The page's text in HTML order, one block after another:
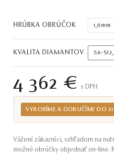
HRÚBKA OBRÚČOK 1,6mm
KVALITA DIAMANTOV Si1-
4 362 € S DPH
VYROBÍME A DORUČÍME DO 21
Vážení zákazníci, vzhľadom na
možné obrúčky objednať on-line.